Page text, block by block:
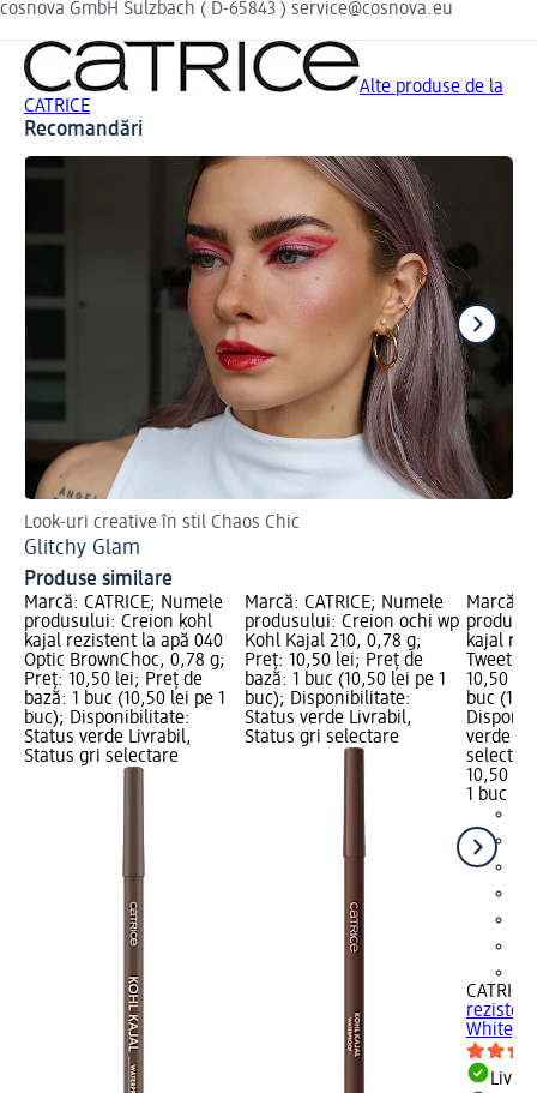
cosnova GmbH Sulzbach ( D-65843 ) service@cosnova.eu
Alte produse de la
CATRICE
Recomandări
Look-uri creative în stil Chaos Chic
Glitchy Glam
Produse similare
Marcă: CATRICE; Numele
produsului: Creion kohl
kajal rezistent la apă 040
Optic BrownChoc, 0,78 g;
Preț: 10,50 lei; Preț de
bază: 1 buc (10,50 lei pe 1
buc); Disponibilitate:
Status verde Livrabil,
Status gri selectare
Marcă: CATRICE; Numele
produsului: Creion ochi wp
Kohl Kajal 210, 0,78 g;
Preț: 10,50 lei; Preț de
bază: 1 buc (10,50 lei pe 1
buc); Disponibilitate:
Status verde Livrabil,
Status gri selectare
Marcă:
kajal
Tweet
10,50
buc
verde
10,50 lei
1 buc
CATRICE
White,